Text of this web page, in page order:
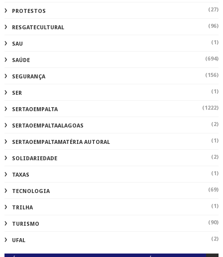
VÍDEOS DO CANAL DO BLOG ADALBERTO GOMES NOTÍCIAS NO YOU TUBE